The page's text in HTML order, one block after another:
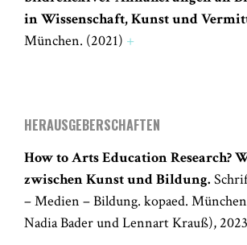
in Wissenschaft, Kunst und
München. (2021) +
HERAUSGEBERSCHAFTEN
How to Arts Education Research?
zwischen Kunst und Bildung.
– Medien – Bildung. kopaed.
Nadia Bader und Lennart Krauß), 2023